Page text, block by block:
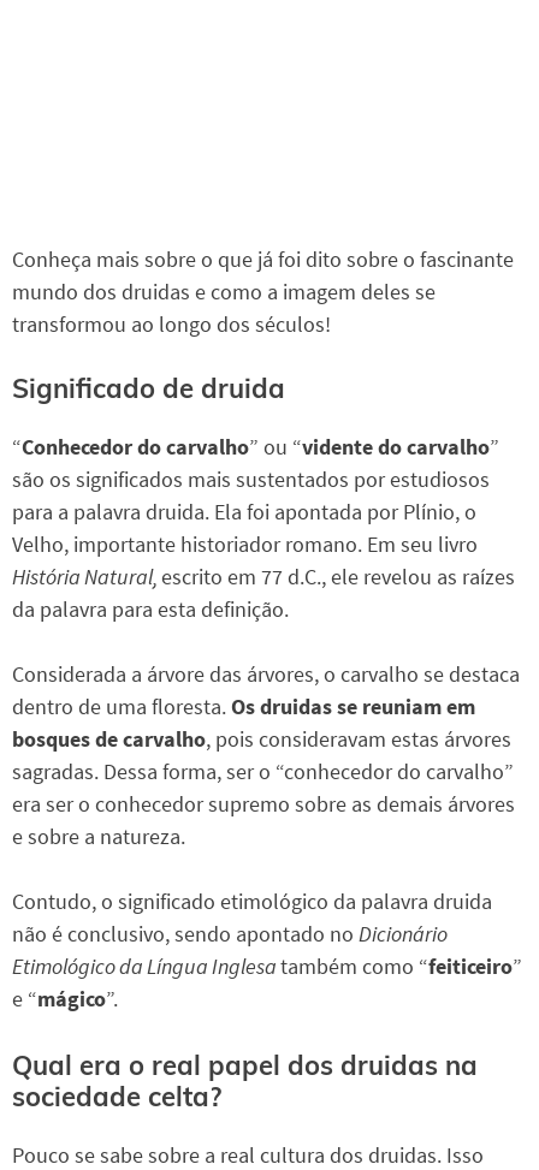
Conheça mais sobre o que já foi dito sobre o fascinante
mundo dos druidas e como a imagem deles se
transformou ao longo dos séculos!
Significado de druida
“Conhecedor do carvalho” ou “vidente do carvalho”
são os significados mais sustentados por estudiosos
para a palavra druida. Ela foi apontada por Plínio, o
Velho, importante historiador romano. Em seu livro
História Natural,escrito em 77 d.C., ele revelou as raízes
da palavra para esta definição.
Considerada a árvore das árvores, o carvalho se destaca
dentro de uma floresta.Os druidas se reuniam em
bosques de carvalho, pois consideravam estas árvores
sagradas. Dessa forma, ser o “conhecedor do carvalho”
era ser o conhecedor supremo sobre as demais árvores
e sobre a natureza.
Contudo, o significado etimológico da palavra druida
não é conclusivo, sendo apontado no Dicionário
Etimológico da Língua Inglesatambém como “feiticeiro”
e “mágico”.
Qual era o real papel dos druidas na
sociedade celta?
Pouco se sabe sobre a real cultura dos druidas. Isso